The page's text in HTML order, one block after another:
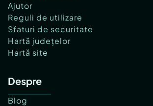
Ajutor
Reguli de utilizare
Sfaturi de securitate
Hartă județelor
Hartă site
Despre
Blog